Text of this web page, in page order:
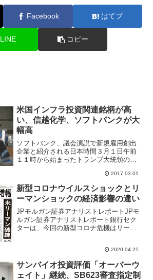
Facebook はてブ
LINE コピー
米国インフラ投資関連銘柄が高
い、信越化学、ソフトバンクが大
幅高
ソフトバンク、議会演説で新規雇用創出
企業と紹介される日本時間３月１日午前
１１時から始まったトランプ大統領の議
株価は高く始まった。議会演説で新規雇
用創出した企業としてソフトバンク、ボ
ーイング、GMなど名指し...
2017.03.01
新型コロナウイルスショックとリ
ーマンショックの経済影響の違い
JPモルガン証券アナリストレポートJPモ
ルガン証券アナリストレポート銀行セク
ターは、今回の新型コロナ危機はリーマ
信費用はリーマン危機時ほど上昇しない
可能性があると指摘。...
2020.04.25
サンバイオ投資評価「オーバーウ
ェイト」継続、SB623審査指定制